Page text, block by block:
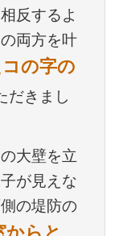
反するよ
両方を叶
の字の
だきまし
大壁を立
が見えな
の堤防の